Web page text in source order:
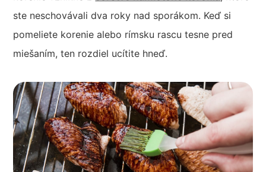
ste neschovávali dva roky nad sporákom. Keď si
pomeliete korenie alebo rímsku rascu tesne pred
miešaním, ten rozdiel ucítite hneď.